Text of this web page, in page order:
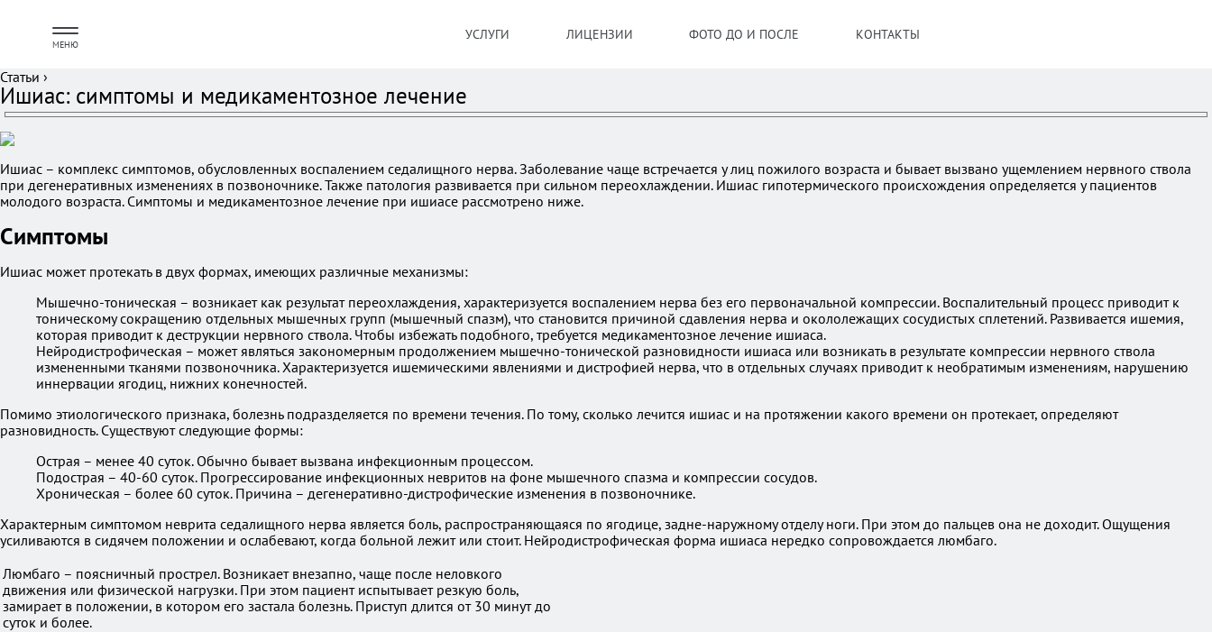
МЕНЮ
УСЛУГИ ЛИЦЕНЗИИ ФОТО ДО И ПОСЛЕ КОНТАКТЫ
Статьи ›
Ишиас: симптомы и медикаментозное лечение
Ишиас – комплекс симптомов, обусловленных воспалением седалищного нерва. Заболевание чаще встречается у лиц пожилого возраста и бывает вызвано ущемлением нервного ствола
при дегенеративных изменениях в позвоночнике. Также патология развивается при сильном переохлаждении. Ишиас гипотермического происхождения определяется у пациентов
молодого возраста. Симптомы и медикаментозное лечение при ишиасе рассмотрено ниже.
Симптомы
Ишиас может протекать в двух формах, имеющих различные механизмы:
Мышечно-тоническая – возникает как результат переохлаждения, характеризуется воспалением нерва без его первоначальной компрессии. Воспалительный процесс приводит к
тоническому сокращению отдельных мышечных групп (мышечный спазм), что становится причиной сдавления нерва и окололежащих сосудистых сплетений. Развивается ишемия,
которая приводит к деструкции нервного ствола. Чтобы избежать подобного, требуется медикаментозное лечение ишиаса.
Нейродистрофическая – может являться закономерным продолжением мышечно-тонической разновидности ишиаса или возникать в результате компрессии нервного ствола
измененными тканями позвоночника. Характеризуется ишемическими явлениями и дистрофией нерва, что в отдельных случаях приводит к необратимым изменениям, нарушению
иннервации ягодиц, нижних конечностей.
Помимо этиологического признака, болезнь подразделяется по времени течения. По тому, сколько лечится ишиас и на протяжении какого времени он протекает, определяют
разновидность. Существуют следующие формы:
Острая – менее 40 суток. Обычно бывает вызвана инфекционным процессом.
Подострая – 40-60 суток. Прогрессирование инфекционных невритов на фоне мышечного спазма и компрессии сосудов.
Хроническая – более 60 суток. Причина – дегенеративно-дистрофические изменения в позвоночнике.
Характерным симптомом неврита седалищного нерва является боль, распространяющаяся по ягодице, задне-наружному отделу ноги. При этом до пальцев она не доходит. Ощущения
усиливаются в сидячем положении и ослабевают, когда больной лежит или стоит. Нейродистрофическая форма ишиаса нередко сопровождается люмбаго.
Люмбаго – поясничный прострел. Возникает внезапно, чаще после неловкого
движения или физической нагрузки. При этом пациент испытывает резкую боль,
замирает в положении, в котором его застала болезнь. Приступ длится от 30 минут до
суток и более.